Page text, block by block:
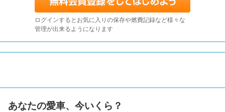
ログインするとお気に入りの保存や燃費記録など様々な
管理が出来るようになります
あなたの愛車、今いくら？